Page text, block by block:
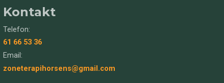
Kontakt
Telefon:
61 66 53 36
Email:
zoneterapihorsens@gmail.com